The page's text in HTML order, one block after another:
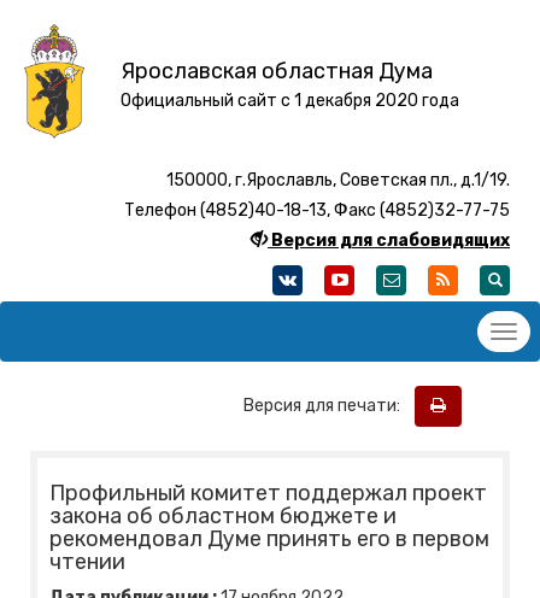
Ярославская областная Дума
Официальный сайт с 1 декабря 2020 года
150000, г.Ярославль, Советская пл., д.1/19.
Телефон (4852)40-18-13, Факс (4852)32-77-75
Версия для слабовидящих
Версия для печати:
Профильный комитет поддержал проект
закона об областном бюджете и
рекомендовал Думе принять его в первом
чтении